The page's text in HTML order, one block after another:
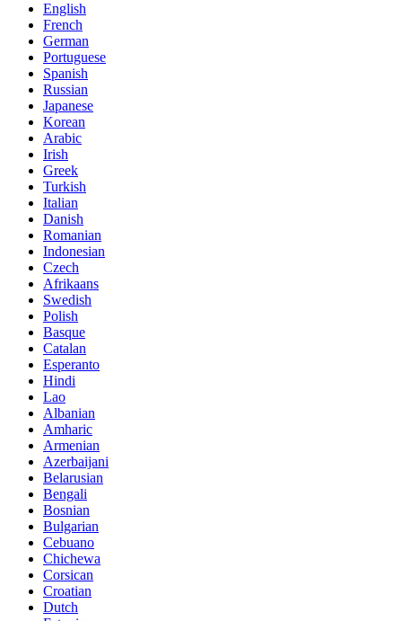
English
French
German
Portuguese
Spanish
Russian
Japanese
Korean
Arabic
Irish
Greek
Turkish
Italian
Danish
Romanian
Indonesian
Czech
Afrikaans
Swedish
Polish
Basque
Catalan
Esperanto
Hindi
Lao
Albanian
Amharic
Armenian
Azerbaijani
Belarusian
Bengali
Bosnian
Bulgarian
Cebuano
Chichewa
Corsican
Croatian
Dutch